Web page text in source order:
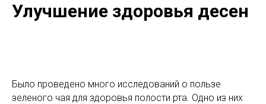
Улучшение здоровья десен
Было проведено много исследований о пользе
зеленого чая для здоровья полости рта. Одно из них